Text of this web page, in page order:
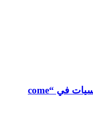
الشاب خالد يوحّد جميع الجنسيات في “come